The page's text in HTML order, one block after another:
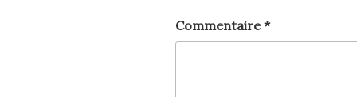
Commentaire*